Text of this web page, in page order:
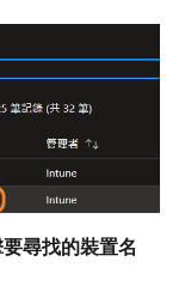
尋找的裝置名